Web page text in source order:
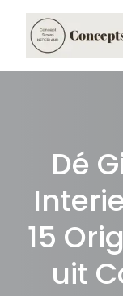
content
Dé
15
uit